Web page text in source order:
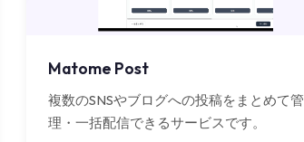
Matome Post
複数のSNSやブログへの投稿をまとめて管
理・一括配信できるサービスです。